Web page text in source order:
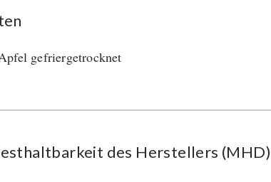
gefriergetrocknet
des Herstellers (MHD)